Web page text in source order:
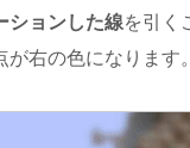
ションした線を引く
右の色になります。